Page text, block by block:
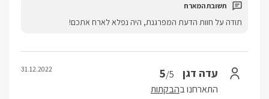
תודה על חוות הדעת המפרגנת, היה נפלא לארח אתכם!
עדה דגן 5/5
התארחנו בהבקתות
31.12.2022